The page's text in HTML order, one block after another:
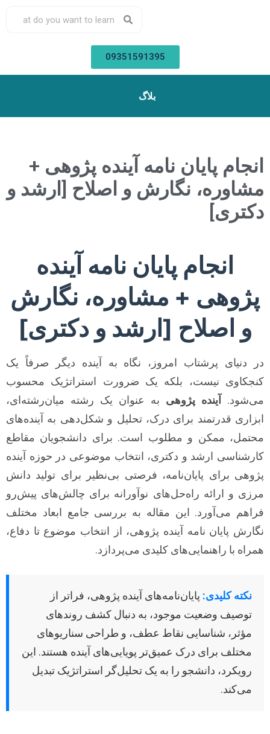
09351591395
بلاگ
انجام پایان نامه آینده پژوهی +
مشاوره، نگارش و اصلاح [ارشد و
دکتری]
انجام پایان نامه آینده
پژوهی + مشاوره، نگارش
و اصلاح [ارشد و دکتری]
در دنیای پرشتاب امروز، نگاه به آینده دیگر صرفاً یک
کنجکاوی نیست، بلکه یک ضرورت استراتژیک محسوب
می‌شود.
آینده پژوهی به عنوان یک رشته میان‌رشته‌ای،
ابزاری قدرتمند برای درک، تحلیل و شکل‌دهی به آینده‌های
محتمل، ممکن و مطلوب است. برای دانشجویان مقاطع
کارشناسی ارشد و دکتری، انتخاب موضوعی در حوزه آینده
پژوهی برای پایان‌نامه، فرصتی بی‌نظیر برای تولید دانش
مرزی و ارائه راه‌حل‌های نوآورانه برای چالش‌های پیش‌رو
فراهم می‌آورد. این مقاله به بررسی جامع ابعاد مختلف
نگارش پایان نامه آینده پژوهی، از انتخاب موضوع تا دفاع،
همراه با راهنمایی‌های کلیدی می‌پردازد.
نکته کلیدی: پایان‌نامه‌های آینده پژوهی، فراتر از
توصیف وضعیت موجود، به دنبال کشف روندهای
مؤثر، شناسایی نقاط عطف، و طراحی سناریوهای
مختلف برای درک عمیق‌تر پویایی‌های آینده هستند. این
رویکرد، دانشجو را به یک تحلیل‌گر استراتژیک تبدیل
می‌کند.